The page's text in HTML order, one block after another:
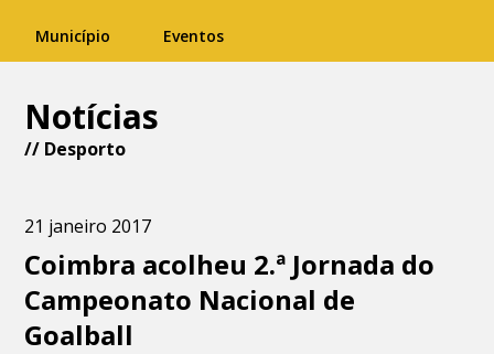
Município Eventos
Notícias
// Desporto
21 janeiro 2017
Coimbra acolheu 2.ª Jornada do
Campeonato Nacional de
Goalball